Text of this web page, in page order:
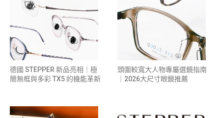
德國 STEPPER 新品亮相｜極
簡無框與多彩 TX5 的機能革新
頭圍較寬大人物專屬選鏡指南
｜2026大尺寸眼鏡推薦